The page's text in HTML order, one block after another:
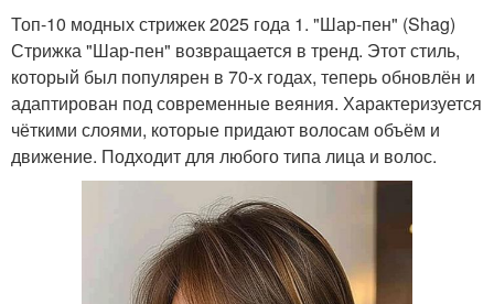
Подходящие стрижки
Топ-10 модных стрижек 2025 года 1. "Шар-пен" (Shag)
Стрижка "Шар-пен" возвращается в тренд. Этот стиль,
который был популярен в 70-х годах, теперь обновлён и
адаптирован под современные веяния. Характеризуется
чёткими слоями, которые придают волосам объём и
движение. Подходит для любого типа лица и волос.